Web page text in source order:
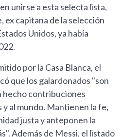
unirse a esta selecta lista,
ex capitana de la selección
Unidos, ya había
por la Casa Blanca, el
que los galardonados "son
hecho contribuciones
y al mundo. Mantienen la fe,
justa y anteponen la
Además de Messi, el listado